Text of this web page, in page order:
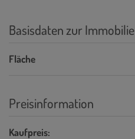
Basisdaten zur Immobilie
Fläche
Preisinformation
Kaufpreis: